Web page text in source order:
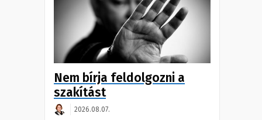
Nem bírja feldolgozni a
szakítást
2026.08.07.